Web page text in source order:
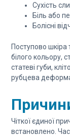
Сухість
Біль або
Болісні
Поступово
білого кольору,
статеві губи,
рубцева
Чіткої єдиної
встановлено.